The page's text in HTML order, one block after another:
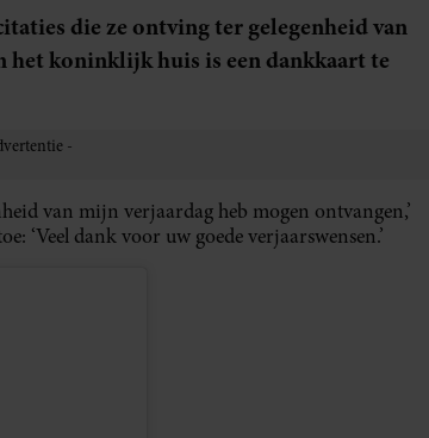
die ze ontving ter gelegenheid van
het koninklijk huis is een dankkaart te
van mijn verjaardag heb mogen ontvangen,’
‘Veel dank voor uw goede verjaarswensen.’